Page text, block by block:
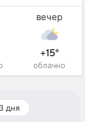
вечер
+15°
облачно
дня